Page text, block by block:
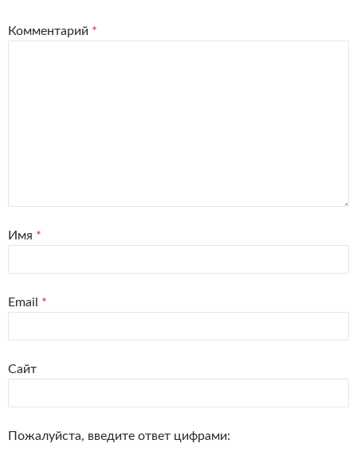
Комментарий *
Имя *
Email *
Сайт
Пожалуйста, введите ответ цифрами: